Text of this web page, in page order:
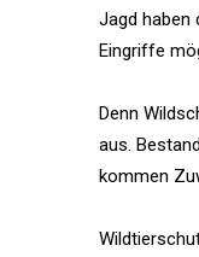
Jagd haben
Eingriffe
Denn
aus.
kommen